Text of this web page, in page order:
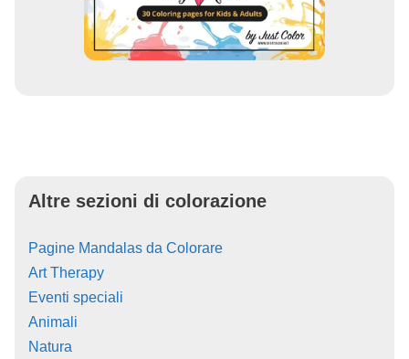
Altre sezioni di colorazione
Pagine Mandalas da Colorare
Art Therapy
Eventi speciali
Animali
Natura